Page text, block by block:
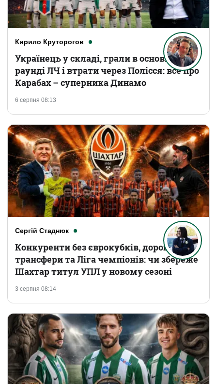
Кирило Круторогов
6 серпня 08:13
Українець у складі, грали в основному
раунді ЛЧ і втрати через Полісся: все про
Карабах – суперника Динамо
Сергій Стаднюк
3 серпня 08:14
Конкуренти без єврокубків, дорогі
трансфери та Ліга чемпіонів: чи збереже
Шахтар титул УПЛ у новому сезоні